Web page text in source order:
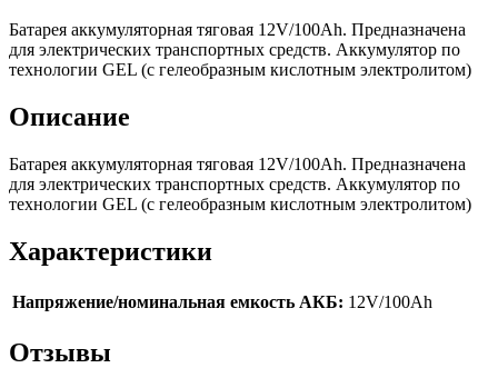
Батарея аккумуляторная тяговая 12V/100Ah. Предназначена
для электрических транспортных средств. Аккумулятор по
технологии GEL (с гелеобразным кислотным электролитом)
Описание
Батарея аккумуляторная тяговая 12V/100Ah. Предназначена
для электрических транспортных средств. Аккумулятор по
технологии GEL (с гелеобразным кислотным электролитом)
Характеристики
Напряжение/номинальная емкость АКБ: 12V/100Ah
Отзывы